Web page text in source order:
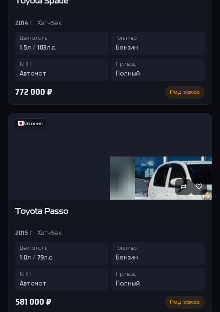
2014 г. · Хэтчбек
Двигатель
1.5л / 103л.с.
Топливо
Бензин
КПП
Автомат
Привод
Полный
772 000 ₽ Под заказ
Япония
⇄ ♡
Toyota Passo
2015 г. · Хэтчбек
Двигатель
1.0л / 79л.с.
Топливо
Бензин
КПП
Автомат
Привод
Полный
581 000 ₽ Под заказ